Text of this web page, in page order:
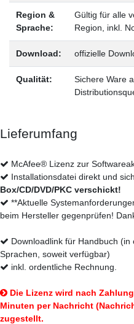
Region &
Sprache:
Gültig für alle
Region, inkl.
Download: offizielle
Qualität:
Sichere Ware
Lieferumfang
McAfee® Lizenz zur
Installationsdatei direkt und
Box/CD/DVD/PKC verschickt!
**Aktuelle
beim Hersteller gegenprüfen!
Downloadlink für Handbuch
Sprachen, soweit verfügbar)
inkl. ordentliche Rechnung.
Die Lizenz wird nach
Minuten per Nachricht
zugestellt.